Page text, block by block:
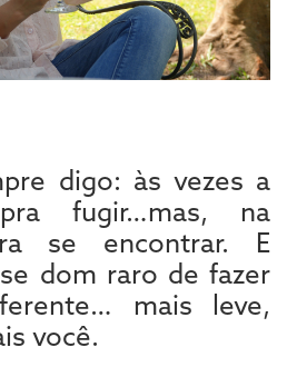
digo: às vezes a
fugir…mas, na
se encontrar. E
dom raro de fazer
mais leve,
você.